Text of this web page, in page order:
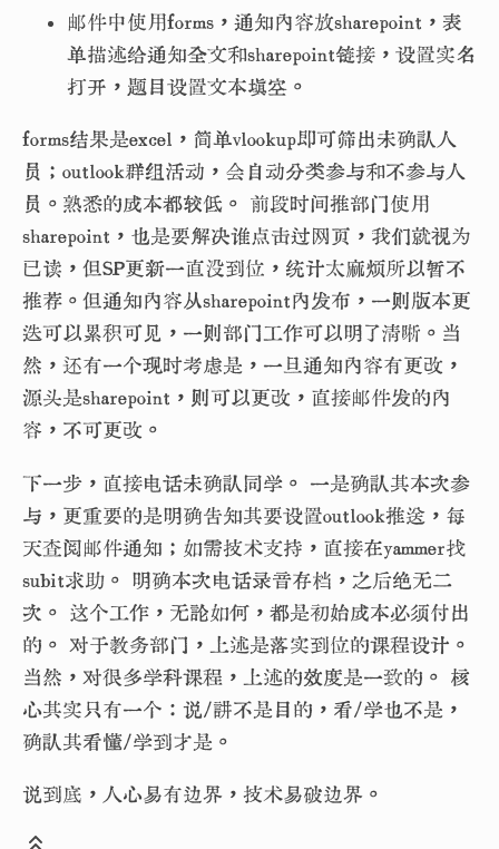
邮件中使用forms，通知内容放sharepoint，表
单描述给通知全文和sharepoint链接，设置实名
打开，题目设置文本填空。
forms结果是excel，简单vlookup即可筛出未确认人
员；outlook群组活动，会自动分类参与和不参与人
员。熟悉的成本都较低。 前段时间推部门使用
sharepoint，也是要解决谁点击过网页，我们就视为
已读，但SP更新一直没到位，统计太麻烦所以暂不
推荐。但通知内容从sharepoint内发布，一则版本更
迭可以累积可见，一则部门工作可以明了清晰。当
然，还有一个现时考虑是，一旦通知内容有更改，
源头是sharepoint，则可以更改，直接邮件发的内
容，不可更改。
下一步，直接电话未确认同学。 一是确认其本次参
与，更重要的是明确告知其要设置outlook推送，每
天查阅邮件通知；如需技术支持，直接在yammer找
subit求助。 明确本次电话录音存档，之后绝无二
次。 这个工作，无论如何，都是初始成本必须付出
的。 对于教务部门，上述是落实到位的课程设计。
当然，对很多学科课程，上述的效度是一致的。 核
心其实只有一个：说/讲不是目的，看/学也不是，
确认其看懂/学到才是。
说到底，人心易有边界，技术易破边界。